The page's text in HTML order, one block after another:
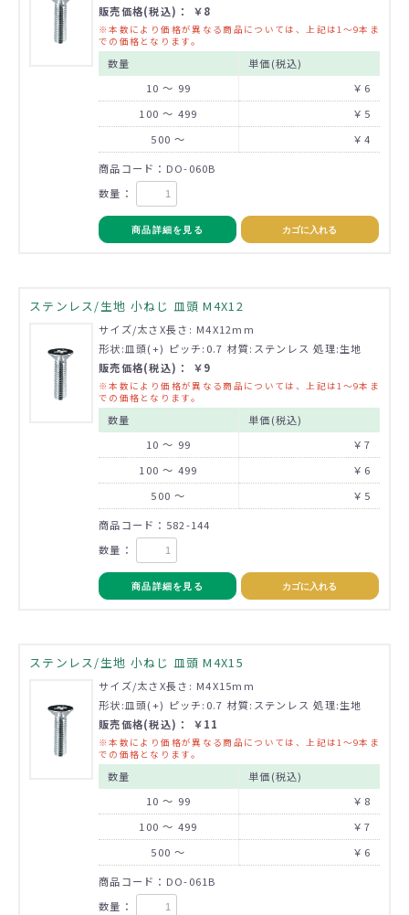
販売価格(税込)： ￥8
※本数により価格が異なる商品については、上記は1～9本ま
での価格となります。
数量
単価(税込)
10 ～ 99
￥6
100 ～ 499
￥5
500 ～
￥4
商品コード：DO-060B
数量：
商品詳細を見る カゴに入れる
ステンレス/生地 小ねじ 皿頭 M4X12
サイズ/太さX長さ: M4X12mm
形状:皿頭(+) ピッチ:0.7 材質:ステンレス 処理:生地
販売価格(税込)： ￥9
※本数により価格が異なる商品については、上記は1～9本ま
での価格となります。
数量
単価(税込)
10 ～ 99
￥7
100 ～ 499
￥6
500 ～
￥5
商品コード：582-144
数量：
商品詳細を見る カゴに入れる
ステンレス/生地 小ねじ 皿頭 M4X15
サイズ/太さX長さ: M4X15mm
形状:皿頭(+) ピッチ:0.7 材質:ステンレス 処理:生地
販売価格(税込)： ￥11
※本数により価格が異なる商品については、上記は1～9本ま
での価格となります。
数量
単価(税込)
10 ～ 99
￥8
100 ～ 499
￥7
500 ～
￥6
商品コード：DO-061B
数量：